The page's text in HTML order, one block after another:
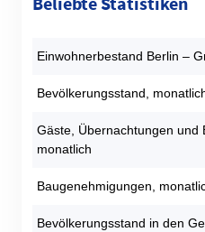
Einwohnerbestand Berlin –
Bevölkerungsstand,
Gäste, Übernachtungen und
monatlich
Baugenehmigungen,
Bevölkerungsstand in den